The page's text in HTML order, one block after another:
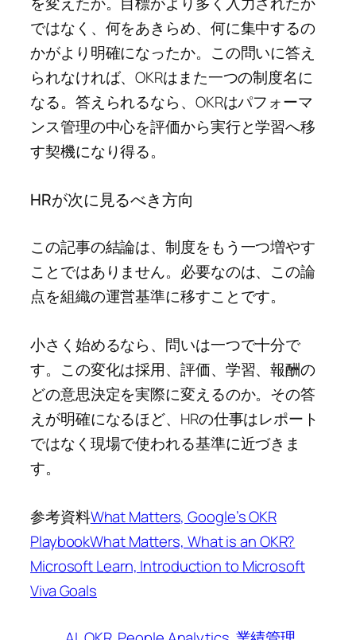
ではなく、何をあきらめ、何に集中するの
かがより明確になったか。この問いに答え
られなければ、OKRはまた一つの制度名に
なる。答えられるなら、OKRはパフォーマ
ンス管理の中心を評価から実行と学習へ移
す契機になり得る。
HRが次に見るべき方向
この記事の結論は、制度をもう一つ増やす
ことではありません。必要なのは、この論
点を組織の運営基準に移すことです。
小さく始めるなら、問いは一つで十分で
す。この変化は採用、評価、学習、報酬の
どの意思決定を実際に変えるのか。その答
えが明確になるほど、HRの仕事はレポート
ではなく現場で使われる基準に近づきま
す。
参考資料What Matters, Google’s OKR
PlaybookWhat Matters, What is an OKR?
Microsoft Learn, Introduction to Microsoft
Viva Goals